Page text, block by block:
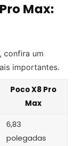
Max:
confira um
importantes.
Poco X8 Pro
Max
6,83
polegadas